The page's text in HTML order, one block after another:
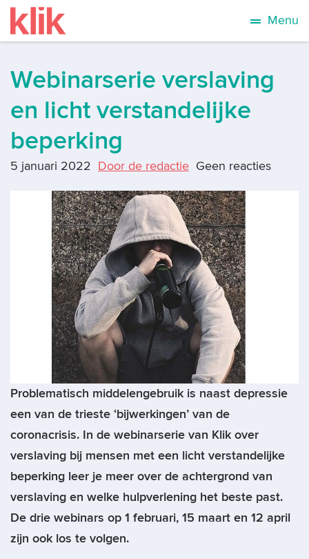
Menu
Webinarserie verslaving
en licht verstandelijke
beperking
5 januari 2022 Door de redactie Geen reacties
Problematisch middelengebruik is naast depressie
een van de trieste ‘bijwerkingen’ van de
coronacrisis. In de webinarserie van Klik over
verslaving bij mensen met een licht verstandelijke
beperking leer je meer over de achtergrond van
verslaving en welke hulpverlening het beste past.
De drie webinars op 1 februari, 15 maart en 12 april
zijn ook los te volgen.